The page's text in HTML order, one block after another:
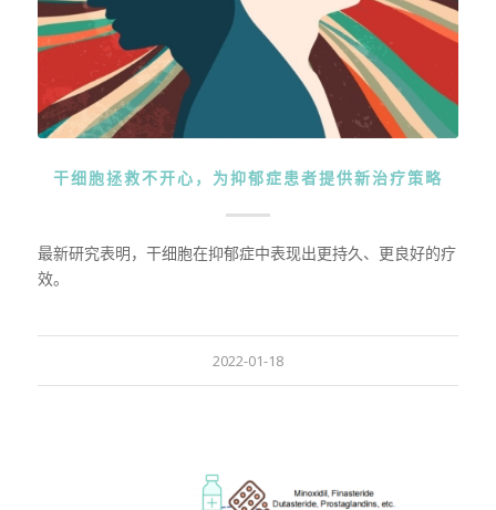
干细胞拯救不开心，为抑郁症患者提供新治疗策略
最新研究表明，干细胞在抑郁症中表现出更持久、更良好的疗
效。
2022-01-18